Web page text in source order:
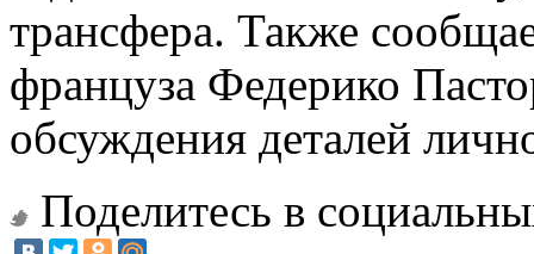
трансфера. Также
француза Федерико
обсуждения деталей
Поделитесь в